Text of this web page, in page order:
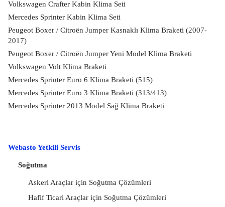
Volkswagen Crafter Kabin Klima Seti
Mercedes Sprinter Kabin Klima Seti
Peugeot Boxer / Citroën Jumper Kasnaklı Klima Braketi (2007-
2017)
Peugeot Boxer / Citroën Jumper Yeni Model Klima Braketi
Volkswagen Volt Klima Braketi
Mercedes Sprinter Euro 6 Klima Braketi (515)
Mercedes Sprinter Euro 3 Klima Braketi (313/413)
Mercedes Sprinter 2013 Model Sağ Klima Braketi
Webasto Yetkili Servis
Soğutma
Askeri Araçlar için Soğutma Çözümleri
Hafif Ticari Araçlar için Soğutma Çözümleri